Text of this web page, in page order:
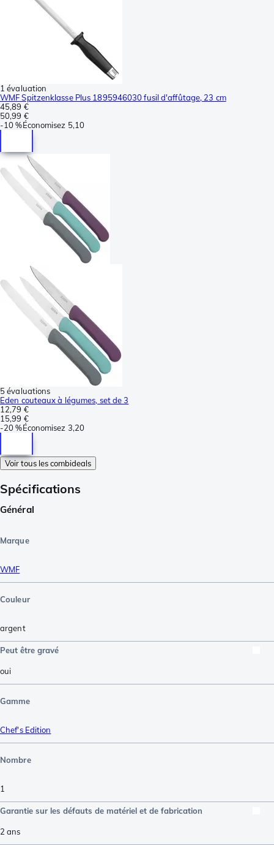
1 évaluation
WMF Spitzenklasse Plus 1895946030 fusil d'affûtage, 23 cm
45,89 €
50,99 €
-10 %Économisez 5,10
5 évaluations
Eden couteaux à légumes, set de 3
12,79 €
15,99 €
-20 %Économisez 3,20
Voir tous les combideals
Spécifications
Général
Marque
WMF
Couleur
argent
Peut être gravé
oui
Gamme
Chef's Edition
Nombre
1
Garantie sur les défauts de matériel et de fabrication
2 ans